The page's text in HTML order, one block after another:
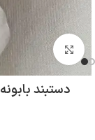
بزرگنمایی تصویر
دستبند